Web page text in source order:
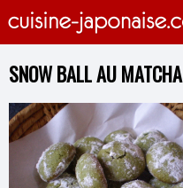
SNOW BALL AU MATCHA